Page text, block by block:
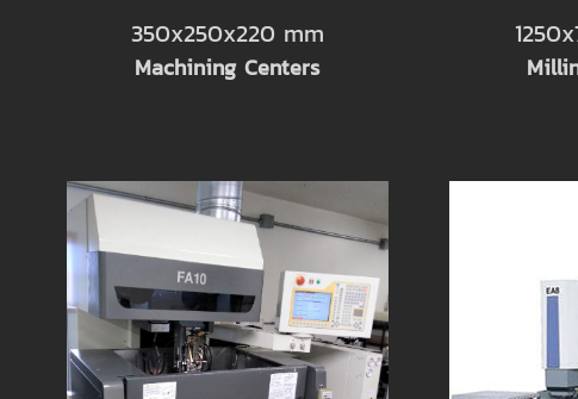
350x250x220 mm
Machining Centers